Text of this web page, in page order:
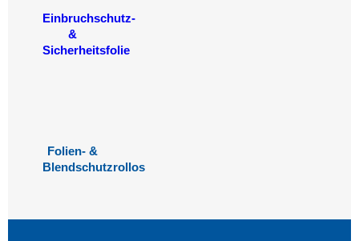
Einbruchschutz-
&
Sicherheitsfolie
Folien- &
Blendschutzrollos